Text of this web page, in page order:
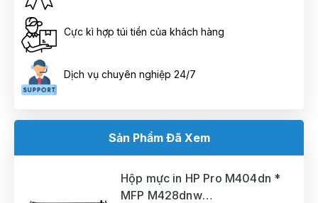
Cực kì hợp túi tiền của khách hàng
Dịch vụ chuyên nghiệp 24/7
Sản Phẩm Đã Xem
Hộp mực in HP Pro M404dn *
MFP M428dnw